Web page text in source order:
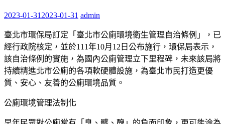
2023-01-31 2023-01-31 admin
臺北市環保局訂定「臺北市公廁環境衛生管理自治條例」，已
經行政院核定，並於111年10月12日公布施行，環保局表示，
該自治條例的實施，為國內公廁管理立下里程碑，未來該局將
持續精進北市公廁的各項軟硬體設施，為臺北市民打造更優
質、安心、友善的公廁環境品質。
公廁環境管理法制化